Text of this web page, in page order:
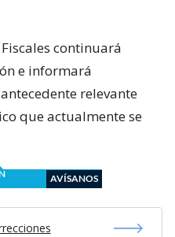
continuará
e informará
relevante
que actualmente se
AVÍSANOS